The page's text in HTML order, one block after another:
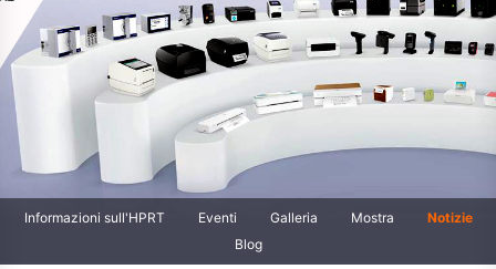
Informazioni sull'HPRT Eventi Galleria Mostra
Notizie
Blog